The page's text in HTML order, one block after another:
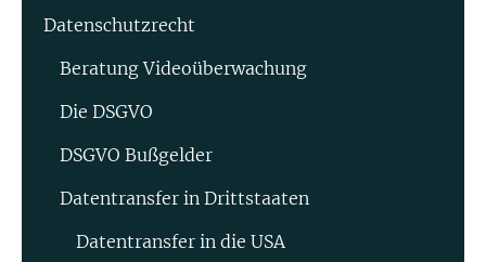
Datenschutzrecht
Beratung Video­überwachung
Die DSGVO
DSGVO Bußgelder
Datentransfer in Drittstaaten
Datentransfer in die USA